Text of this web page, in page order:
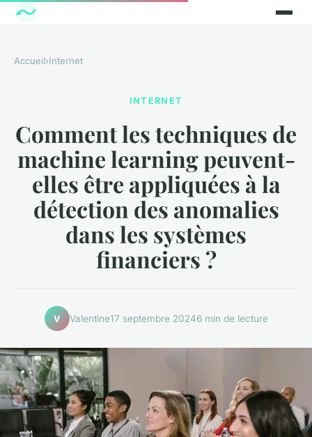
Accueil›Internet
INTERNET
Comment les techniques de
machine learning peuvent-
elles être appliquées à la
détection des anomalies
dans les systèmes
financiers ?
V Valentine17 septembre 20246 min de lecture